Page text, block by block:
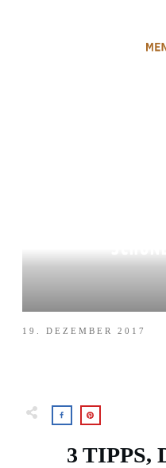
19. DEZEMBER 2017
3 TIPPS,